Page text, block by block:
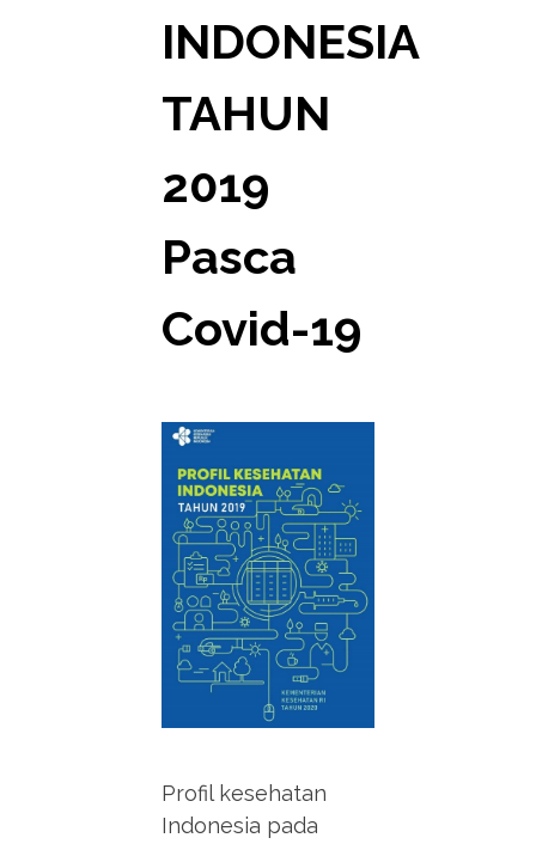
INDONESIA
TAHUN
2019
Pasca
Covid-19
Profil kesehatan
Indonesia pada